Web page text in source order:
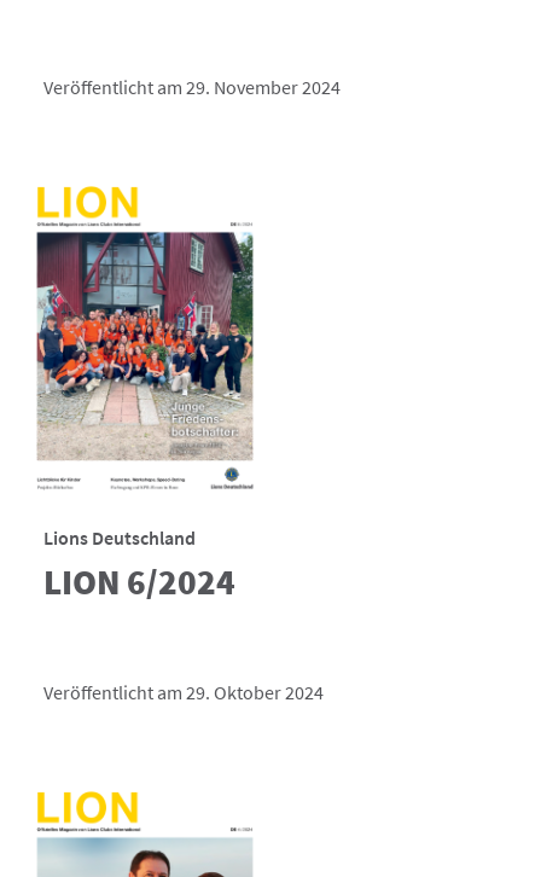
Veröffentlicht am 29. November 2024
Lions Deutschland
LION 6/2024
Veröffentlicht am 29. Oktober 2024